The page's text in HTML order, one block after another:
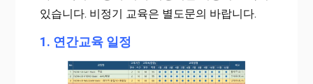
있습니다. 비정기 교육은 별도문의 바랍니다.
1. 연간교육 일정